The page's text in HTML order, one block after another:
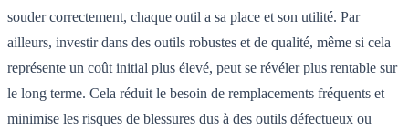
souder correctement, chaque outil a sa place et son utilité. Par
ailleurs, investir dans des outils robustes et de qualité, même si cela
représente un coût initial plus élevé, peut se révéler plus rentable sur
le long terme. Cela réduit le besoin de remplacements fréquents et
minimise les risques de blessures dus à des outils défectueux ou